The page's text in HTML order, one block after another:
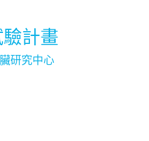
計畫
研究中心